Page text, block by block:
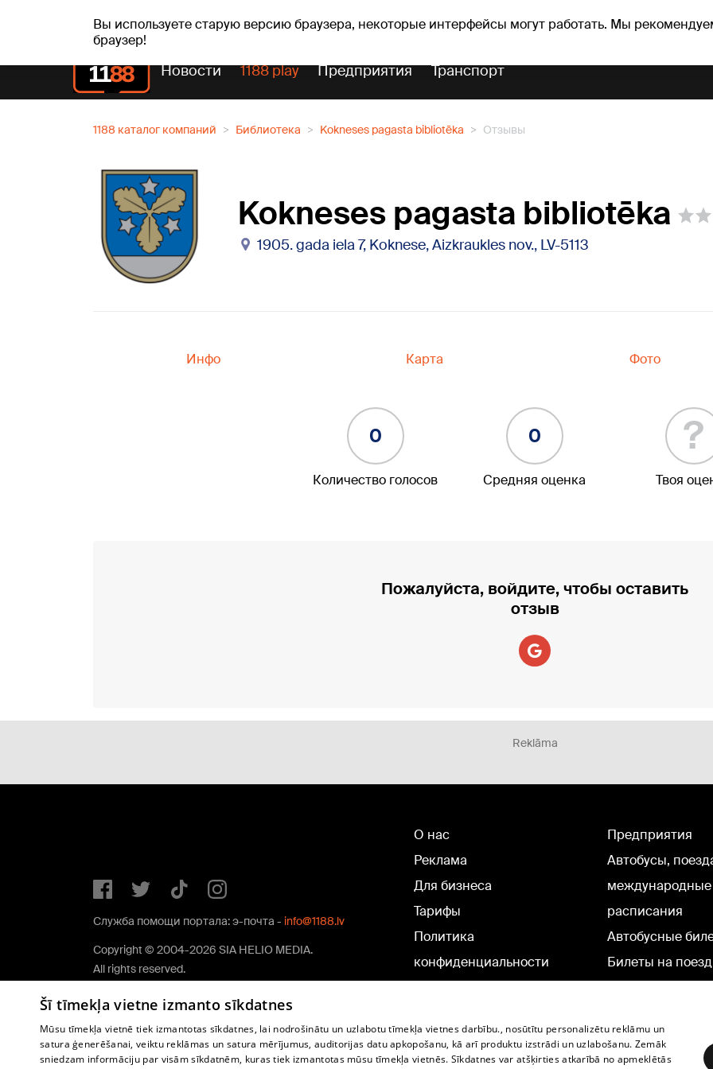
Вы используете старую версию браузера, некоторые интерфейсы могут работать. Мы
браузер!
чт, 06.08.2026. +21°C Alfrēds, Fredis, Madars Прогноз погоды Гороскопы
Новости 1188 play Предприятия Транспорт
1188 каталог компаний Библиотека Kokneses pagasta bibliotēka Отзывы
Kokneses pagasta bibliotēka
1905. gada iela 7, Koknese, Aizkraukles nov., LV-5113
Инфо Карта Фото
0
Количество голосов
0
Средняя оценка
?
Твоя
Пожалуйста, войдите, чтобы оставить
отзыв
Reklāma
Служба помощи портала: э-почта - info@1188.lv
Copyright © 2004-2026 SIA HELIO MEDIA.
All rights reserved.
О нас
Реклама
Для бизнеса
Тарифы
Политика
конфиденциальности
Политика использования
cookie файлов
Предприятия
Автобусы,
международные
расписания
Автобусные
Билеты на поезд
Šī tīmekļa vietne izmanto sīkdatnes
Mūsu tīmekļa vietnē tiek izmantotas sīkdatnes, lai nodrošinātu un uzlabotu tīmekļa vietnes darbību., nosūtītu personalizētu reklāmu un
satura ģenerēšanai, veiktu reklāmas un satura mērījumus, auditorijas datu apkopošanu, kā arī produktu izstrādi un uzlabošanu. Zemāk
sniedzam informāciju par visām sīkdatnēm, kuras tiek izmantotas mūsu tīmekļa vietnēs. Sīkdatnes var atšķirties atkarībā no apmeklētās